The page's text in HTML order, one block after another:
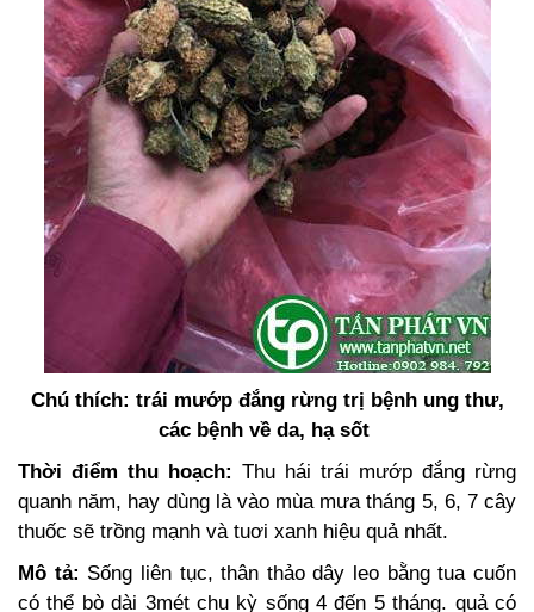
Chú thích: trái mướp đắng rừngtrị bệnh ung thư,
các bệnh về da, hạ sốt
Thời điểm thu hoạch: Thu hái trái mướp đắng rừng
quanh năm, hay dùng là vào mùa mưa tháng 5, 6, 7 cây
thuốc sẽ trồng mạnh và tuơi xanh hiệu quả nhất.
Mô tả: Sống liên tục, thân thảo dây leo bằng tua cuốn
có thể bò dài 3mét chu kỳ sống 4 đến 5 tháng. quả có